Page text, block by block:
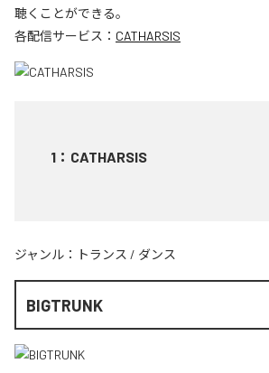
聴くことができる。
各配信サービス： CATHARSIS
1 ： CATHARSIS
ジャンル： トランス / ダンス
BIGTRUNK